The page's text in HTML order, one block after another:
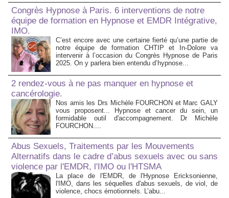
Congrès Hypnose à Paris. 6 interventions de notre
équipe de formation en Hypnose et EMDR Intégrative,
IMO.
C’est encore avec une certaine fierté qu’une partie de
notre équipe de formation CHTIP et In-Dolore va
intervenir à l’occasion du Congrès Hypnose de Paris
2025. On y parlera bien entendu d’hypnose...
2 rendez-vous à ne pas manquer en hypnose et
cancérologie.
Nos amis les Drs Michèle FOURCHON et Marc GALY
vous proposent... Hypnose et cancer du sein, un
formidable outil d'accompagnement. Dr Michèle
FOURCHON....
Abus Sexuels, Traitements par les Mouvements
Alternatifs dans le cadre d’abus sexuels avec ou sans
violence par l'EMDR, l'IMO ou l'HTSMA
La place de l'EMDR, de l'Hypnose Ericksonienne,
l'IMO, dans les séquelles d'abus sexuels, de viol, de
violence, chocs émotionnels. L’abu...